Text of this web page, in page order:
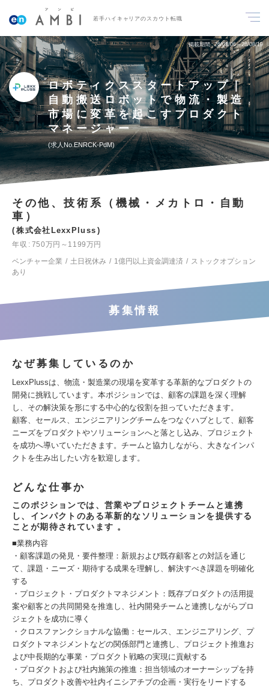
若手ハイキャリアのスカウト転職
掲載期間 26/08/06～26/08/19
ロボティクススタートアップ｜
自動搬送ロボットで物流・製造
市場に変革を起こすプロダクト
マネージャー
求人No.ENRCK-PdM
その他、技術系（機械・メカトロ・自動
車）
株式会社LexxPluss
年収
750万円～1199万円
ベンチャー企業
土日祝休み 1億円以上資金調達済
ストックオプション
あり
募集情報
なぜ募集しているのか
LexxPlussは、物流・製造業の現場を変革する革新的なプロダクトの
開発に挑戦しています。本ポジションでは、顧客の課題を深く理解
し、その解決策を形にする中心的な役割を担っていただきます。
顧客、セールス、エンジニアリングチームをつなぐハブとして、顧客
ニーズをプロダクトやソリューションへと落とし込み、プロジェクト
を成功へ導いていただきます。チームと協力しながら、大きなインパ
クトを生み出したい方を歓迎します。
どんな仕事か
このポジションでは、営業やプロジェクトチームと連携
し、インパクトのある革新的なソリューションを提供する
ことが期待されています 。
■業務内容
・顧客課題の発見・要件整理：新規および既存顧客との対話を通じ
て、課題・ニーズ・期待する成果を理解し、解決すべき課題を明確化
する
・プロジェクト・プロダクトマネジメント：既存プロダクトの活用提
案や顧客との共同開発を推進し、社内開発チームと連携しながらプロ
ジェクトを成功に導く
・クロスファンクショナルな協働：セールス、エンジニアリング、プ
ロダクトマネジメントなどの関係部門と連携し、プロジェクト推進お
よび中長期的な事業・プロダクト戦略の実現に貢献する
・プロダクトおよび社内施策の推進：担当領域のオーナーシップを持
ち、プロダクト改善や社内イニシアチブの企画・実行をリードする